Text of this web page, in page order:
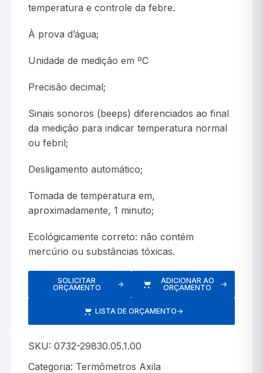
temperatura e controle da febre.
À prova d’água;
Unidade de medição em ºC
Precisão decimal;
Sinais sonoros (beeps) diferenciados ao final
da medição para indicar temperatura normal
ou febril;
Desligamento automático;
Tomada de temperatura em,
aproximadamente, 1 minuto;
Ecológicamente correto: não contém
mercúrio ou substâncias tóxicas.
SOLICITAR
ORÇAMENTO
→
ADICIONAR AO
ORÇAMENTO
→
LISTA DE ORÇAMENTO→
SKU:0732-29830.05.1.00
Categoria: Termômetros Axila